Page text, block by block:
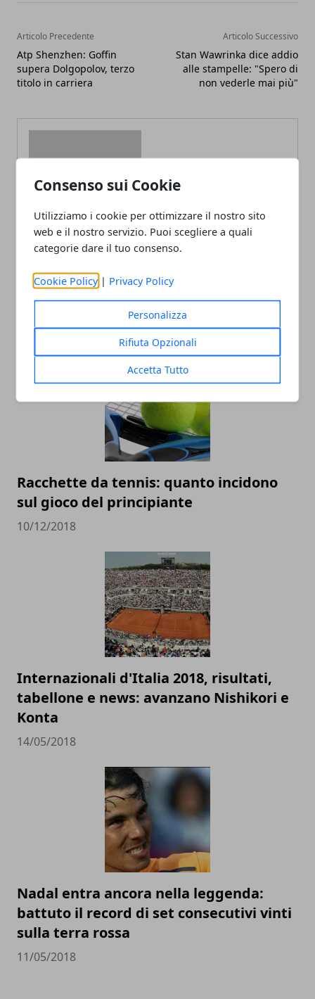
Consenso sui Cookie
Utilizziamo i cookie per ottimizzare il nostro sito
web e il nostro servizio. Puoi scegliere a quali
categorie dare il tuo consenso.
Cookie Policy | Privacy Policy
Personalizza
Rifiuta Opzionali
Accetta Tutto
Articolo Precedente
Atp Shenzhen: Goffin
supera Dolgopolov, terzo
titolo in carriera
Articolo Successivo
Stan Wawrinka dice addio
alle stampelle: "Spero di
non vederle mai più"
Redazione
ARTICOLI CORRELATI
Racchette da tennis: quanto incidono
sul gioco del principiante
10/12/2018
Internazionali d'Italia 2018, risultati,
tabellone e news: avanzano Nishikori e
Konta
14/05/2018
Nadal entra ancora nella leggenda:
battuto il record di set consecutivi vinti
sulla terra rossa
11/05/2018